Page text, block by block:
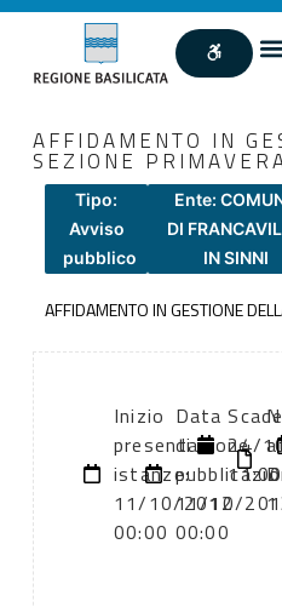
AFFIDAMENTO IN
SEZIONE
Tipo:
Avviso
pubblico
Ente:
DI
IN SINNI
AFFIDAMENTO IN GESTIONE
Inizio
presentazione
istanze:
11/10/2012
00:00
Data
di
11/10/
00:00
24/
11:00